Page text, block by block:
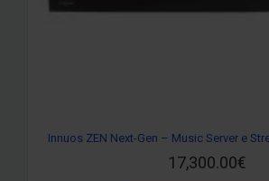
Innuos ZEN Next-Gen – Music Server e
17,300.00€